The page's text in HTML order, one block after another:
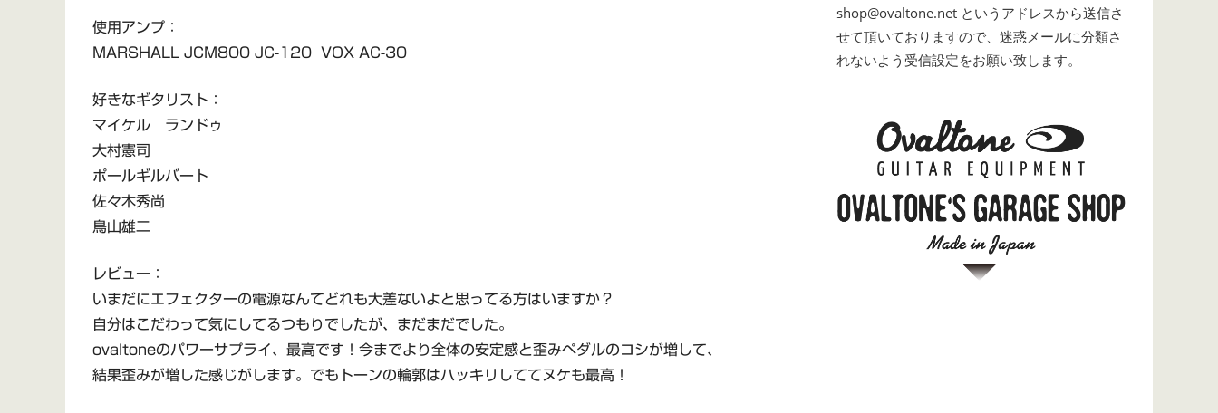
使用アンプ：
MARSHALL JCM800 JC-120 VOX AC-30
好きなギタリスト：
マイケル ランドゥ
大村憲司
ポールギルバート
佐々木秀尚
鳥山雄二
レビュー：
いまだにエフェクターの電源なんてどれも大差ないよと思ってる方はいますか？
自分はこだわって気にしてるつもりでしたが、まだまだでした。
ovaltoneのパワーサプライ、最高です！今までより全体の安定感と歪みペダルのコシが増して、
結果歪みが増した感じがします。でもトーンの輪郭はハッキリしててヌケも最高！
shop@ovaltone.net というアドレスから送信さ
せて頂いておりますので、迷惑メールに分類さ
れないよう受信設定をお願い致します。